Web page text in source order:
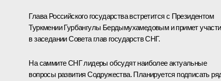
Глава Российского государства встретится с Президентом
ТуркменииГурбангулы Бердымухамедовыми примет
в заседании Совета глав государствСНГ.
На саммите СНГ лидеры обсудят наиболее актуальные
вопросы развития Содружества. Планируется подписать